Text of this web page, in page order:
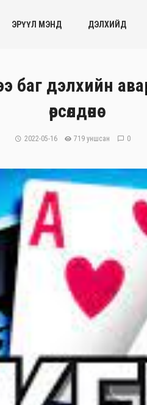
ЭРҮҮЛ МЭНД ДЭЛХИЙД
дэлхийн
өрсөлдөнө
2022-05-16 719 уншсан 0